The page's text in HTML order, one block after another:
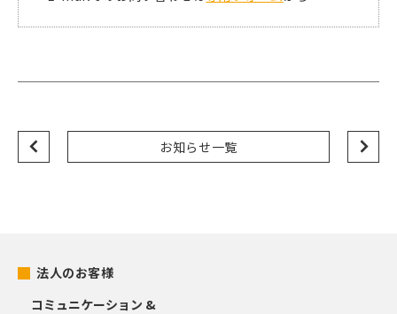
お知らせ一覧
法人のお客様
コミュニケーション &